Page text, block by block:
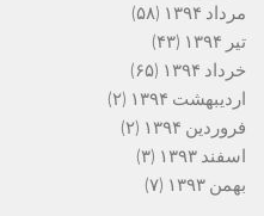
مرداد ۱۳۹۴
(۵۸)
تیر ۱۳۹۴
(۴۳)
خرداد ۱۳۹۴
(۶۵)
اردیبهشت ۱۳۹۴
(۲)
فروردین ۱۳۹۴
(۲)
اسفند ۱۳۹۳
(۳)
بهمن ۱۳۹۳
(۷)